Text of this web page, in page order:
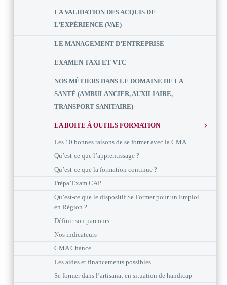
LA VALIDATION DES ACQUIS DE
L’EXPÉRIENCE (VAE)
LE MANAGEMENT D’ENTREPRISE
EXAMEN TAXI ET VTC
NOS MÉTIERS DANS LE DOMAINE DE LA
SANTÉ (AMBULANCIER, AUXILIAIRE,
TRANSPORT SANITAIRE)
LA BOITE À OUTILS FORMATION
Les 10 bonnes raisons de se former avec la CMA
Qu’est-ce que l’apprentissage ?
Qu’est-ce que la formation continue ?
Prépa’Exam CAP
Qu’est-ce que le dispositif Se Former pour un Emploi
en Région ?
Définir son parcours
Nos indicateurs
CMA Chance
Les aides et financements possibles
Se former dans l’artisanat en situation de handicap